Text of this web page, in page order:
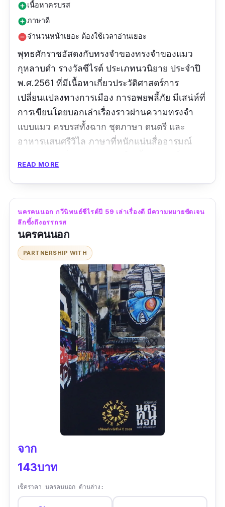
add_circleเนื้อหาครบรส
add_circleภาษาดี
remove_circleจำนวนหน้าเยอะ ต้องใช้เวลาอ่านเยอะ
พุทธศักราชอัสดงกับทรงจำของทรงจำของแมว
กุหลาบดำ รางวัลซีไรต์ ประเภทนวนิยาย ประจำปี
พ.ศ.2561 ที่มีเนื้อหาเกี่ยวประวัติศาสตร์การ
เปลี่ยนแปลงทางการเมือง การอพยพลี้ภัย มีเสน่ห์ที่
การเขียนโดยบอกเล่าเรื่องราวผ่านความทรงจำ
แบบแมว ครบรสทั้งฉาก ชุดภาษา ดนตรี และ
อาหารแสนศรีวิไล ภาษาที่หนักแน่นสื่ออารมณ์
เจ็บเหมือนโดนด่าเองเลยค่ะ
ข้อมูลเฉพาะ
ประเภท :นวนิยาย
ผู้แต่ง :วีรพร นิติประภา
สำนักพิมพ์ :มติชน
จำนวนหน้า :424
ยังไม่พบรีวิว
READ MORE
นครคนนอก กวีนิพนธ์ซีไรต์ปี 59 เล่าเรื่องดี มีความหมายชัดเจน
ลึกซึ้งถึงอรรถรส
นครคนนอก
PARTNERSHIP WITH
จาก
143บาท
เช็คราคา นครคนนอก ด้านล่าง: